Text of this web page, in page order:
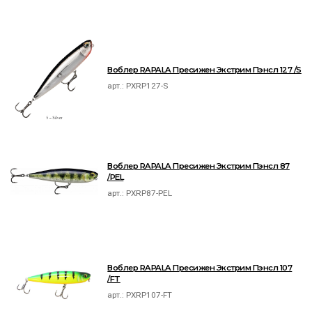
Воблер RAPALA Пресижен Экстрим Пэнсл 127 /S
арт.: PXRP127-S
Воблер RAPALA Пресижен Экстрим Пэнсл 87
/PEL
арт.: PXRP87-PEL
Воблер RAPALA Пресижен Экстрим Пэнсл 107
/FT
арт.: PXRP107-FT